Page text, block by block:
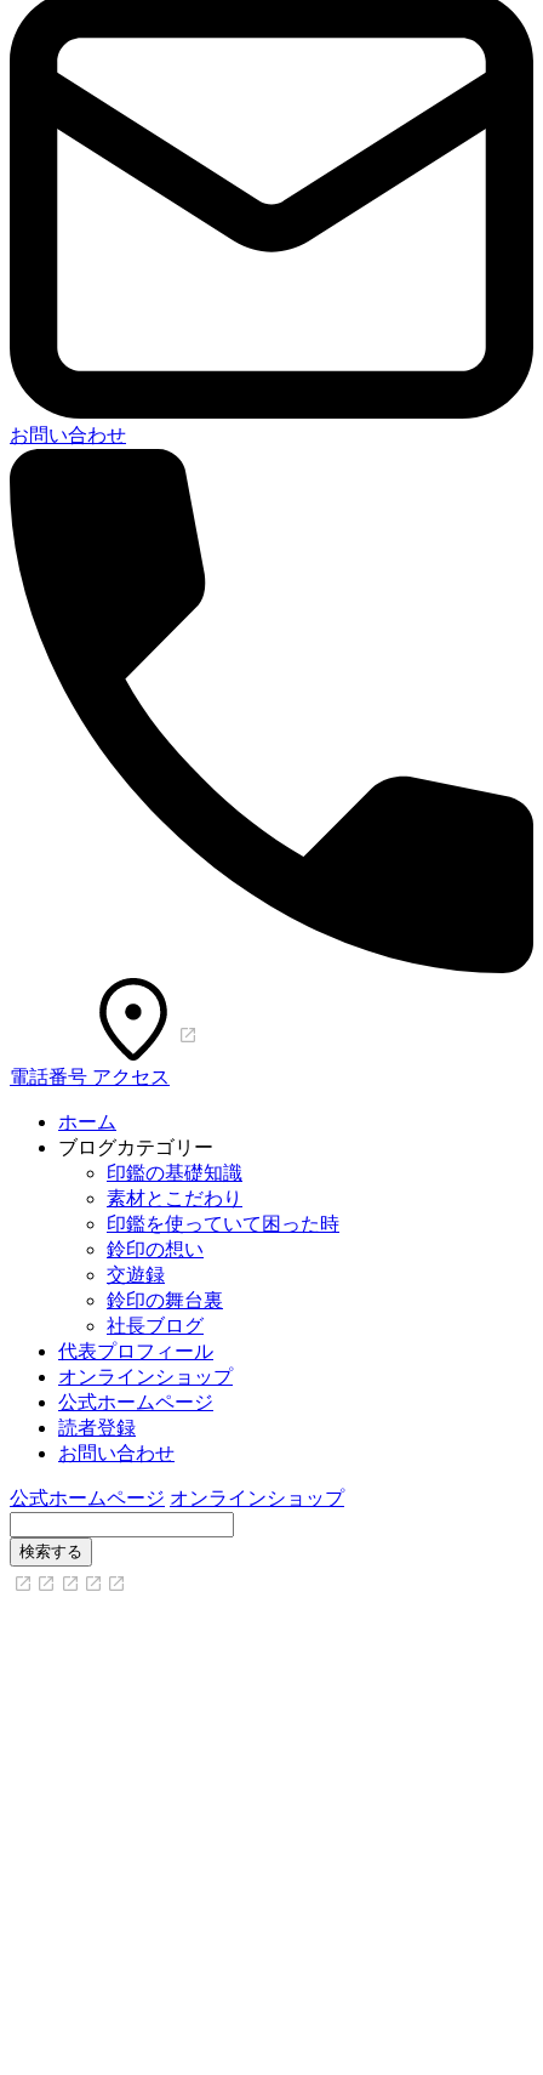
お問い合わせ
電話番号 アクセス
ホーム
ブログカテゴリー
印鑑の基礎知識
素材とこだわり
印鑑を使っていて困った時
鈴印の想い
交遊録
鈴印の舞台裏
社長ブログ
代表プロフィール
オンラインショップ
公式ホームページ
読者登録
お問い合わせ
公式ホームページ オンラインショップ